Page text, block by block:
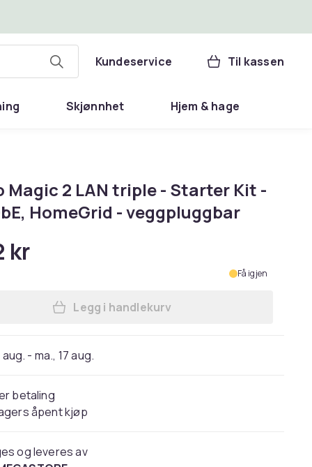
Kundeservice Til kassen
Skjønnhet Hjem & hage
Magic 2 LAN triple - Starter Kit -
HomeGrid - veggpluggbar
kr
Få igjen
Legg devolo Magic 2 LAN triple -
Legg i handlekurv
aug. - ma., 17 aug.
betaling
åpent kjøp
og leveres av